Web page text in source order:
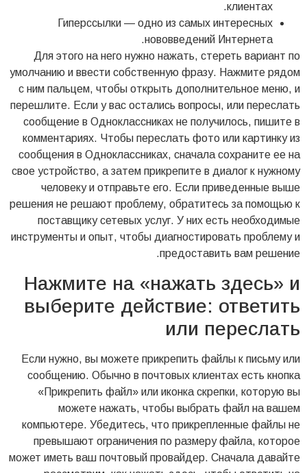
клиентах.
Гиперссылки — одно из самых интересных
нововведений Интернета.
Для этого на него нужно нажать, стереть вариант по
умолчанию и ввести собственную фразу. Нажмите рядом
с ним пальцем, чтобы открыть дополнительное меню, и
перешлите. Если у вас остались вопросы, или переслать
сообщение в Одноклассниках не получилось, пишите в
комментариях. Чтобы переслать фото или картинку из
сообщения в Одноклассниках, сначала сохраните ее на
свое устройство, а затем прикрепите в диалог к нужному
человеку и отправьте его. Если приведенные выше
решения не решают проблему, обратитесь за помощью к
поставщику сетевых услуг. У них есть необходимые
инструменты и опыт, чтобы диагностировать проблему и
предоставить вам решение.
Нажмите на «нажать здесь» и
выберите действие: ответить
или переслать
Если нужно, вы можете прикрепить файлы к письму или
сообщению. Обычно в почтовых клиентах есть кнопка
«Прикрепить файл» или иконка скрепки, которую вы
можете нажать, чтобы выбрать файл на вашем
компьютере. Убедитесь, что прикрепленные файлы не
превышают ограничения по размеру файла, которое
может иметь ваш почтовый провайдер. Сначала давайте